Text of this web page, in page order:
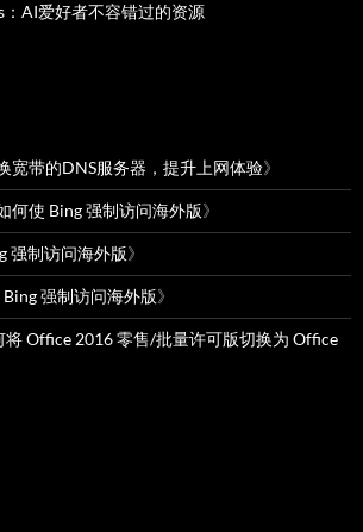
AI爱好者不容错过的资源
宽带的DNS服务器，提升上网体验》
何使 Bing 强制访问海外版》
强制访问海外版》
强制访问海外版》
将 Office 2016 零售/批量许可版切换为 Office